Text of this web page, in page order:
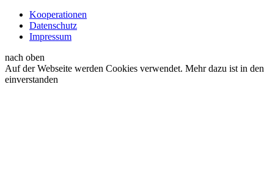
Kooperationen
Datenschutz
Impressum
nach oben
Auf der Webseite werden Cookies verwendet. Mehr dazu ist in den
einverstanden